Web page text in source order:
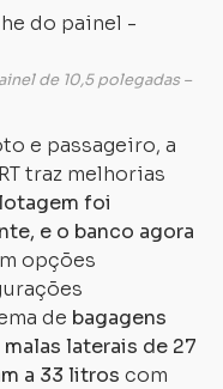
de 10,5 polegadas –
e passageiro, a
traz melhorias
foi
e o banco agora
opções
de bagagens
laterais de 27
a 33 litros com